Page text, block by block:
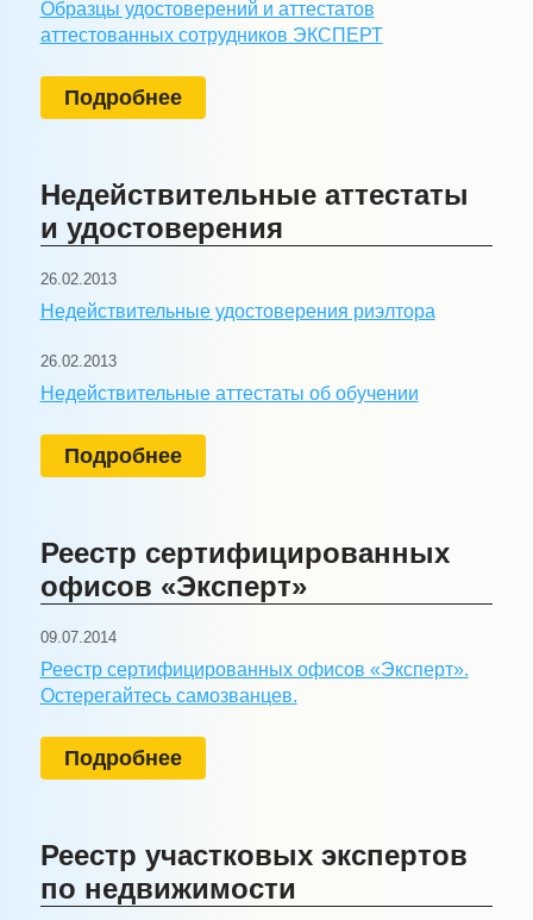
Образцы удостоверений и аттестатов
аттестованных сотрудников ЭКСПЕРТ
Подробнее
Недействительные аттестаты
и удостоверения
26.02.2013
Недействительные удостоверения риэлтора
26.02.2013
Недействительные аттестаты об обучении
Подробнее
Реестр сертифицированных
офисов «Эксперт»
09.07.2014
Реестр сертифицированных офисов «Эксперт».
Остерегайтесь самозванцев.
Подробнее
Реестр участковых экспертов
по недвижимости